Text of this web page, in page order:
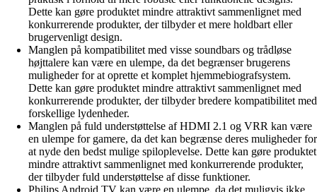
Dette kan gøre produktet mindre attraktivt sammenlignet med
konkurrerende produkter, der tilbyder et mere holdbart eller
brugervenligt design.
Manglen på kompatibilitet med visse soundbars og trådløse
højttalere kan være en ulempe, da det begrænser brugerens
muligheder for at oprette et komplet hjemmebiografsystem.
Dette kan gøre produktet mindre attraktivt sammenlignet med
konkurrerende produkter, der tilbyder bredere kompatibilitet med
forskellige lydenheder.
Manglen på fuld understøttelse af HDMI 2.1 og VRR kan være
en ulempe for gamere, da det kan begrænse deres muligheder for
at nyde den bedst mulige spiloplevelse. Dette kan gøre produktet
mindre attraktivt sammenlignet med konkurrerende produkter,
der tilbyder fuld understøttelse af disse funktioner.